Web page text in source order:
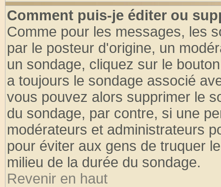
Comment puis-je éditer ou
Comme pour les messages, les
par le posteur d'origine, un
un sondage, cliquez sur le
a toujours le sondage associé
vous pouvez alors supprimer le
du sondage, par contre, si une
modérateurs et administrateurs
pour éviter aux gens de truquer
milieu de la durée du sondage.
Revenir en haut